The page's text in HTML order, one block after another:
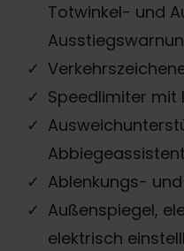
Totwinkel- und
Speedlimiter mit
Abbiegeassistent
Ablenkungs-
Außenspiegel,
elektrisch